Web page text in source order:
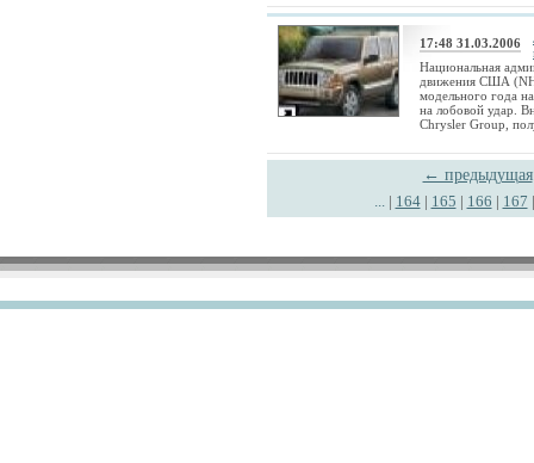
17:48 31.03.2006
Национальная
движения США
модельного года
на лобовой удар.
Chrysler Group,
← предыдущая
... | 164| 165 | 166 | 167